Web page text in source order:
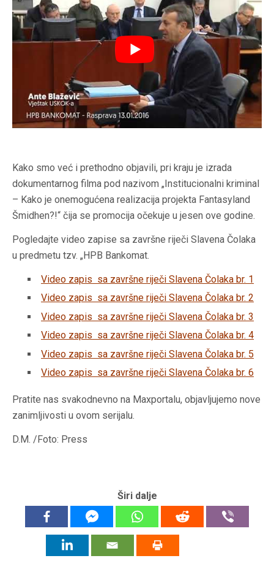
Kako smo već i prethodno objavili, pri kraju je izrada
dokumentarnog filma pod nazivom „Institucionalni kriminal
– Kako je onemogućena realizacija projekta Fantasyland
Šmidhen?!“ čija se promocija očekuje u jesen ove godine.
Pogledajte video zapise sa završne riječi Slavena Čolaka
u predmetu tzv. „HPB Bankomat.
Video zapis sa završne riječi Slavena Čolaka br. 1
Video zapis sa završne riječi Slavena Čolaka br. 2
Video zapis sa završne riječi Slavena Čolaka br. 3
Video zapis sa završne riječi Slavena Čolaka br. 4
Video zapis sa završne riječi Slavena Čolaka br. 5
Video zapis sa završne riječi Slavena Čolaka br. 6
Pratite nas svakodnevno na Maxportalu, objavljujemo nove
zanimljivosti u ovom serijalu.
D.M. /Foto: Press
Širi dalje